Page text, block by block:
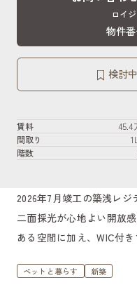
ロイ
物件
検討
賃料 45.4
間取り
階数
2026年7月竣工の築浅レ
二面採光が心地よい開放
ある空間に加え、WIC付
ペットと暮らす 新築